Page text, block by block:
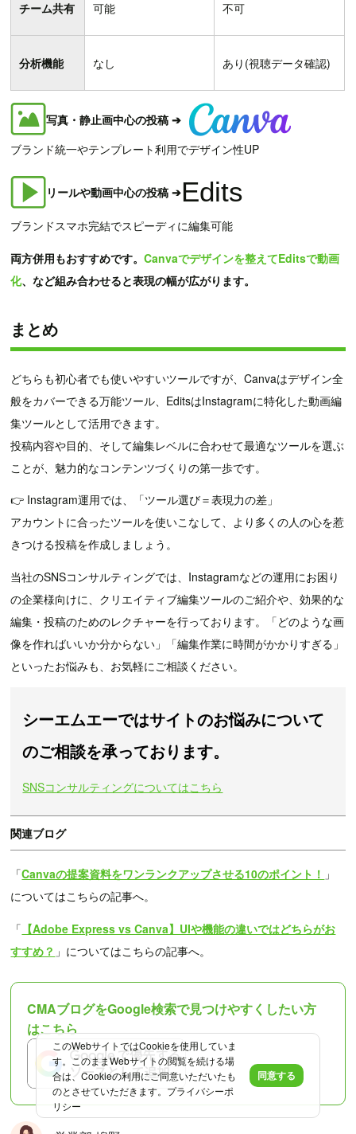
チーム共有 可能 不可
分析機能 なし あり(視聴データ確認)
写真・静止画中心の投稿 ➔
ブランド統一やテンプレート利用でデザイン性UP
リールや動画中心の投稿 ➔Edits
ブランドスマホ完結でスピーディに編集可能
両方併用もおすすめです。Canvaでデザインを整えてEditsで動画
化、など組み合わせると表現の幅が広がります。
まとめ
どちらも初心者でも使いやすいツールですが、Canvaはデザイン全
般をカバーできる万能ツール、EditsはInstagramに特化した動画編
集ツールとして活用できます。
投稿内容や目的、そして編集レベルに合わせて最適なツールを選ぶ
ことが、魅力的なコンテンツづくりの第一歩です。
👉 Instagram運用では、「ツール選び＝表現力の差」
アカウントに合ったツールを使いこなして、より多くの人の心を惹
きつける投稿を作成しましょう。
当社のSNSコンサルティングでは、Instagramなどの運用にお困り
の企業様向けに、クリエイティブ編集ツールのご紹介や、効果的な
編集・投稿のためのレクチャーを行っております。「どのような画
像を作ればいいか分からない」「編集作業に時間がかかりすぎる」
といったお悩みも、お気軽にご相談ください。
シーエムエーではサイトのお悩みについて
のご相談を承っております。
SNSコンサルティングについてはこちら
関連ブログ
「Canvaの提案資料をワンランクアップさせる10のポイント！ 」
についてはこちらの記事へ。
「 【Adobe Express vs Canva】UIや機能の違いではどちらがお
すすめ？ 」についてはこちらの記事へ。
CMAブログをGoogle検索で見つけやすくしたい方
はこちら
このWebサイトではCookieを使用していま
す。このままWebサイトの閲覧を続ける場
合は、Cookieの利用にご同意いただいたも
のとさせていただきます。 プライバシーポ
リシー
同意する